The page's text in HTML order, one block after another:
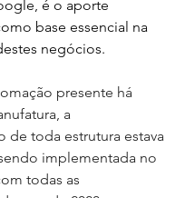
é o aporte
base essencial na
negócios.
presente há
a
de toda estrutura estava
implementada no
todas as